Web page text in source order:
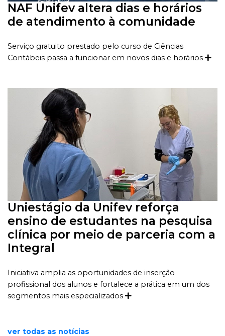
NAF Unifev altera dias e horários
de atendimento à comunidade
Serviço gratuito prestado pelo curso de Ciências
Contábeis passa a funcionar em novos dias e horários
Uniestágio da Unifev reforça
ensino de estudantes na pesquisa
clínica por meio de parceria com a
Integral
Iniciativa amplia as oportunidades de inserção
profissional dos alunos e fortalece a prática em um dos
segmentos mais especializados
ver todas as notícias